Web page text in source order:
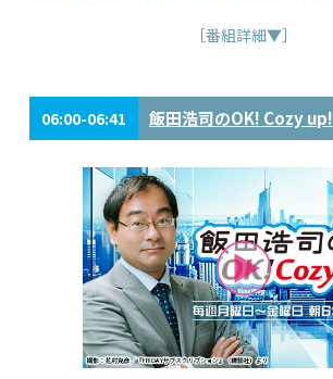
［番組詳細▼］
06:00-06:41 飯田浩司のOK! Cozy up!